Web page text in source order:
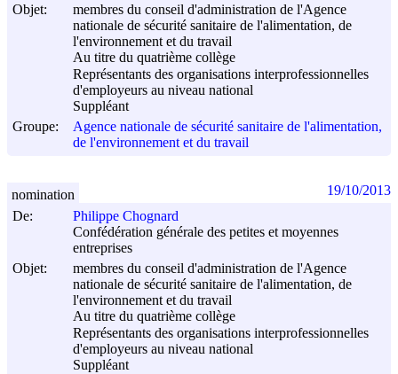
Objet:
membres du conseil d'administration de l'Agence
nationale de sécurité sanitaire de l'alimentation, de
l'environnement et du travail
Au titre du quatrième collège
Représentants des organisations interprofessionnelles
d'employeurs au niveau national
Suppléant
Groupe:
Agence nationale de sécurité sanitaire de l'alimentation,
de l'environnement et du travail
De:
Philippe Chognard
Confédération générale des petites et moyennes
entreprises
Objet:
membres du conseil d'administration de l'Agence
nationale de sécurité sanitaire de l'alimentation, de
l'environnement et du travail
Au titre du quatrième collège
Représentants des organisations interprofessionnelles
d'employeurs au niveau national
Suppléant
nomination 19/10/2013